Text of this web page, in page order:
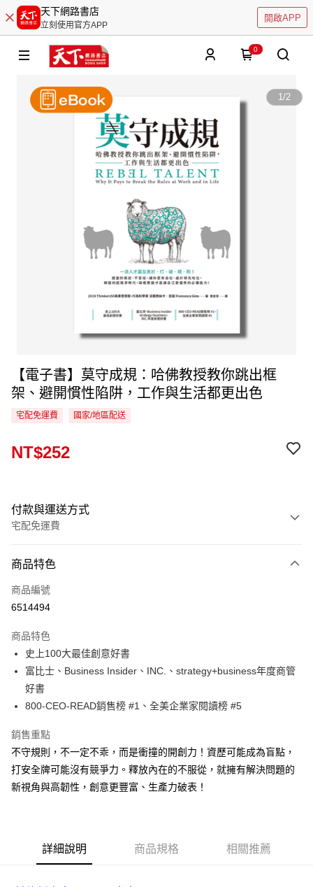
天下網路書店
立刻使用官方APP
開啟APP
0
1/2
【電子書】莫守成規：哈佛教授教你跳出框
架、避開慣性陷阱，工作與生活都更出色
宅配免運費 國家/地區配送
NT$252
付款與運送方式
宅配免運費
信用卡一次付款
LINE Pay
街口支付
悠遊付
ATM付款
運送方式
宅配
每筆NT$70，滿NT$799(含以上)免運費
數位商品離島免運
免運費
商品特色
商品編號
6514494
商品特色
史上100大最佳創意好書
富比士、Business Insider、INC.、strategy+business年度商管
好書
800-CEO-READ銷售榜 #1、全美企業家閱讀榜 #5
銷售重點
不守規則，不一定不乖，而是衝撞的開創力！資歷可能成為盲點，
打安全牌可能沒有競爭力。釋放內在的不服從，就擁有解決問題的
新視角與高韌性，創意更豐富、生產力破表！
詳細說明 商品規格 相關推薦